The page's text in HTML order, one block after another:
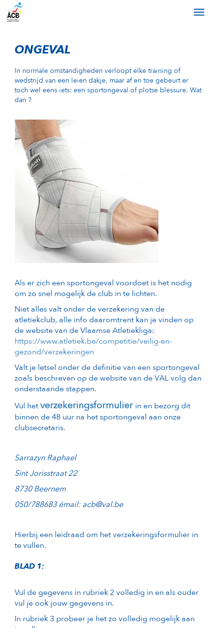
ONGEVAL
In normale omstandigheden verloopt elke training of
wedstrijd van een leien dakje, maar af en toe gebeurt er
toch wel eens iets: een sportongeval of plotse blessure. Wat
dan ?
Als er zich een sportongeval voordoet is het nodig
om zo snel mogelijk de club in te lichten.
Niet alles valt onder de verzekering van de
atletiekclub, alle info daaromtrent kan je vinden op
de website van de Vlaamse Atletiekliga:
https://www.atletiek.be/competitie/veilig-en-
gezond/verzekeringen
Valt je letsel onder de definitie van een sportongeval
zoals beschreven op de website van de VAL volg dan
onderstaande stappen.
Vul hetverzekeringsformulier in en bezorg dit
binnen de 48 uur na het sportongeval aan onze
clubsecretaris.
Sarrazyn Raphael
Sint Jorisstraat 22
8730 Beernem
050/788683 émail: acb@val.be
Hierbij een leidraad om het verzekeringsformulier in
te vullen.
BLAD 1:
Vul de gegevens in rubriek 2 volledig in en als ouder
vul je ook jouw gegevens in.
In rubriek 3 probeer je het zo volledig mogelijk aan